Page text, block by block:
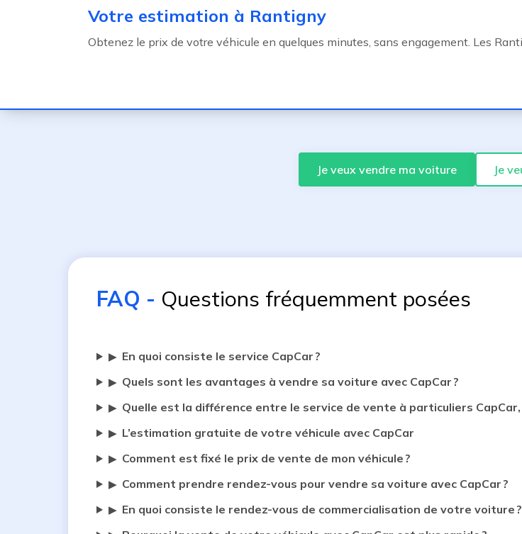
Votre estimation à Rantigny
Obtenez le prix de votre véhicule en quelques minutes, sans engagement. Les
Je veux vendre ma voiture Je
FAQ - Questions fréquemment posées
▶ En quoi consiste le service CapCar ?
▶ Quels sont les avantages à vendre sa voiture avec CapCar ?
▶ Quelle est la différence entre le service de vente à particuliers
▶ L’estimation gratuite de votre véhicule avec CapCar
▶ Comment est fixé le prix de vente de mon véhicule ?
▶ Comment prendre rendez-vous pour vendre sa voiture avec CapCar ?
▶ En quoi consiste le rendez-vous de commercialisation de votre voiture ?